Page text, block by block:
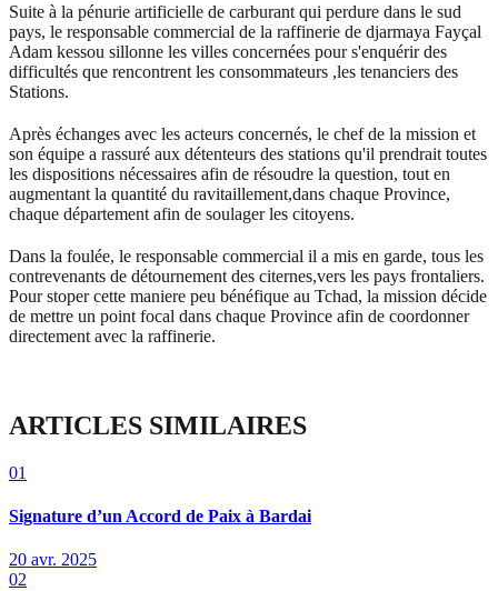
Suite à la pénurie artificielle de carburant qui perdure dans le sud
pays, le responsable commercial de la raffinerie de djarmaya Fayçal
Adam kessou sillonne les villes concernées pour s'enquérir des
difficultés que rencontrent les consommateurs ,les tenanciers des
Stations.
Après échanges avec les acteurs concernés, le chef de la mission et
son équipe a rassuré aux détenteurs des stations qu'il prendrait toutes
les dispositions nécessaires afin de résoudre la question, tout en
augmentant la quantité du ravitaillement,dans chaque Province,
chaque département afin de soulager les citoyens.
Dans la foulée, le responsable commercial il a mis en garde, tous les
contrevenants de détournement des citernes,vers les pays frontaliers.
Pour stoper cette maniere peu bénéfique au Tchad, la mission décide
de mettre un point focal dans chaque Province afin de coordonner
directement avec la raffinerie.
ARTICLES SIMILAIRES
01
Signature d’un Accord de Paix à Bardai
20 avr. 2025
02